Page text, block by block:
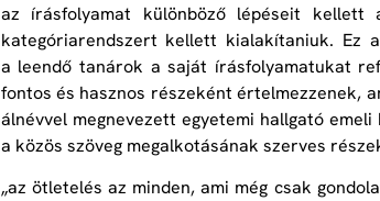
az írásfolyamat különböző lépéseit kellett
kategóriarendszert kellett kialakítaniuk. Ez
a leendő tanárok a saját írásfolyamatukat
fontos és hasznos részeként értelmezzenek,
álnévvel megnevezett egyetemi hallgató
a közös szöveg megalkotásának szerves
„az ötletelés az minden, ami még csak